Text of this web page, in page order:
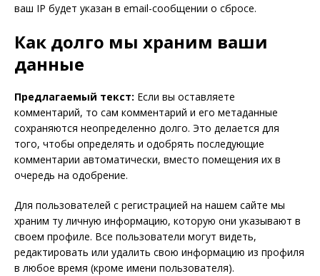
ваш IP будет указан в email-сообщении о сбросе.
Как долго мы храним ваши
данные
Предлагаемый текст: Если вы оставляете
комментарий, то сам комментарий и его метаданные
сохраняются неопределенно долго. Это делается для
того, чтобы определять и одобрять последующие
комментарии автоматически, вместо помещения их в
очередь на одобрение.
Для пользователей с регистрацией на нашем сайте мы
храним ту личную информацию, которую они указывают в
своем профиле. Все пользователи могут видеть,
редактировать или удалить свою информацию из профиля
в любое время (кроме имени пользователя).